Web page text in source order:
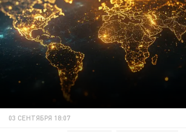
03 СЕНТЯБРЯ 18:07